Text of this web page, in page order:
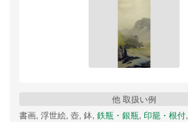
他 取扱い例
書画, 浮世絵, 壺, 鉢, 鉄瓶・銀瓶, 印籠・根付,